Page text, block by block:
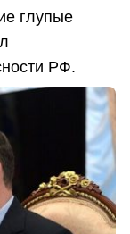
глупые
РФ.